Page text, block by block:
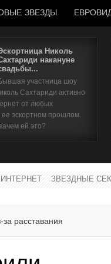
ЗВЕЗДЫ
Николь
накануне
участница шоу
Сахтариди активно
от любых
эскортном прошлом.
ей это?
ИНТЕРНЕТ ЗВЕЗДНЫЕ
расставания
Имя